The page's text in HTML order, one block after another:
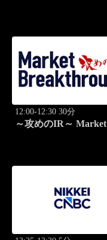
12:00-12:30 30分
～攻めのIR～ Market